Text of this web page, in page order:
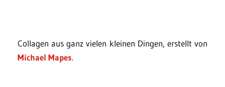
Collagen aus ganz vielen kleinen Dingen, erstellt von
Michael Mapes.